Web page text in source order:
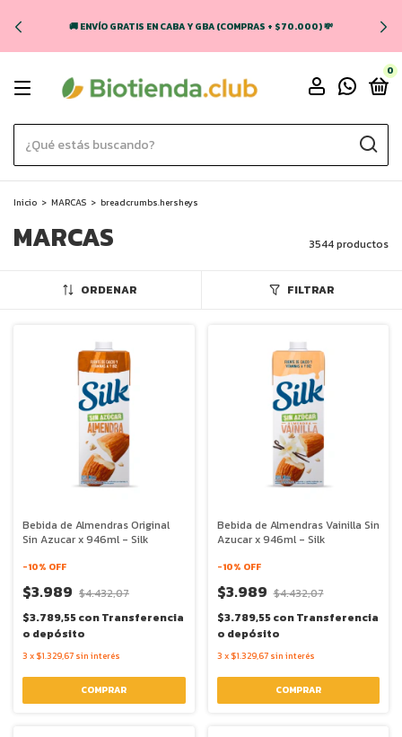
🚚 ENVÍO GRATIS EN CABA Y GBA (COMPRAS + $70.000) 💸
0
Inicio > MARCAS > breadcrumbs.hersheys
MARCAS 3544 productos
ORDENAR FILTRAR
Bebida de Almendras Original
Sin Azucar x 946ml - Silk
-10% OFF
$3.989 $4.432,07
$3.789,55conTransferencia
o depósito
3 x $1.329,67 sin interés
Bebida de Almendras Vainilla Sin
Azucar x 946ml - Silk
-10% OFF
$3.989 $4.432,07
$3.789,55conTransferencia
o depósito
3 x $1.329,67 sin interés